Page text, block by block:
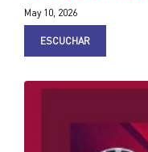
May 10, 2026
ESCUCHAR